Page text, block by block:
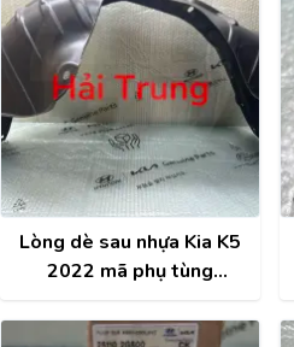
Lòng dè sau nhựa Kia K5
2022 mã phụ tùng
86822L6000